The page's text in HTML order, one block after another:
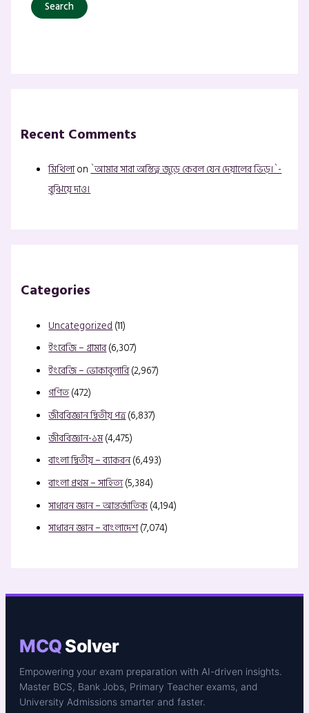
Recent Comments
মিথিলাon`আমার সারা অস্তিত্ব জুড়ে কেবল যেন দেয়ালের ভিড়।`-
বুঝিয়ে দাও।
Categories
Uncategorized (11)
ইংরেজি – গ্রামার(6,307)
ইংরেজি – ভোকাবুলারি(2,967)
গণিত(472)
জীববিজ্ঞান দ্বিতীয় পত্র(6,837)
জীববিজ্ঞান-১ম(4,475)
বাংলা দ্বিতীয় – ব্যাকরন(6,493)
বাংলা প্রথম – সাহিত্য(5,384)
সাধারন জ্ঞান – আন্তর্জাতিক(4,194)
সাধারন জ্ঞান – বাংলাদেশ(7,074)
MCQSolver
Empowering your exam preparation with AI-driven insights.
Master BCS, Bank Jobs, Primary Teacher exams, and
University Admissions smarter and faster.